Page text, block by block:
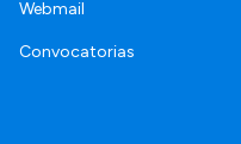
Webmail
Convocatorias